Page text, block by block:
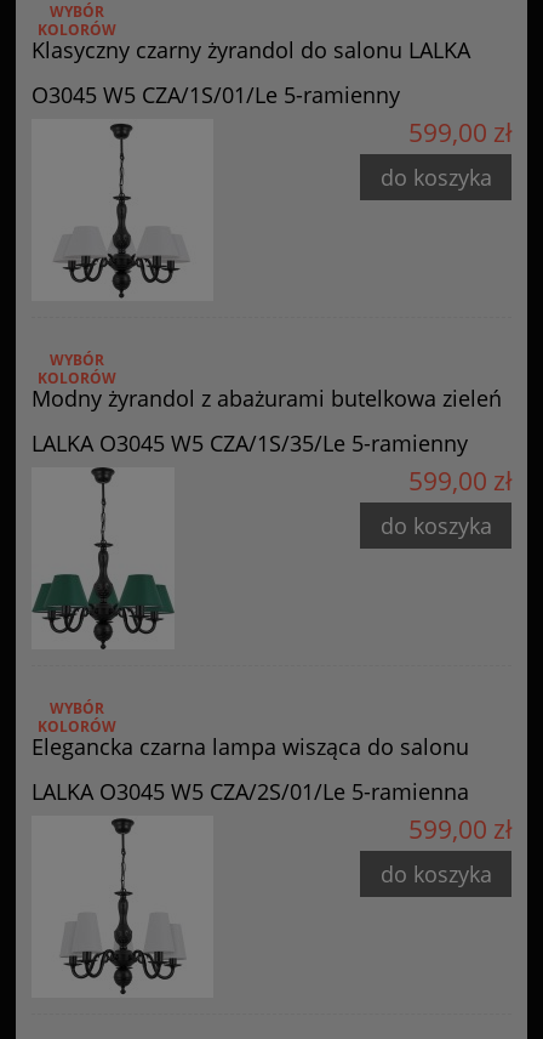
Klasyczny czarny żyrandol do salonu LALKA
O3045 W5 CZA/1S/01/Le 5-ramienny
WYBÓR
KOLORÓW
599,00 zł
do koszyka
Modny żyrandol z abażurami butelkowa zieleń
LALKA O3045 W5 CZA/1S/35/Le 5-ramienny
WYBÓR
KOLORÓW
599,00 zł
do koszyka
Elegancka czarna lampa wisząca do salonu
LALKA O3045 W5 CZA/2S/01/Le 5-ramienna
WYBÓR
KOLORÓW
599,00 zł
do koszyka